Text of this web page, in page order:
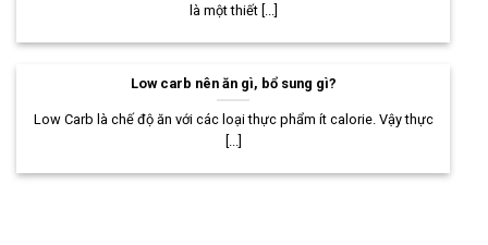
là một thiết [...]
Low carb nên ăn gì, bổ sung gì?
Low Carb là chế độ ăn với các loại thực phẩm ít calorie. Vậy thực
[...]